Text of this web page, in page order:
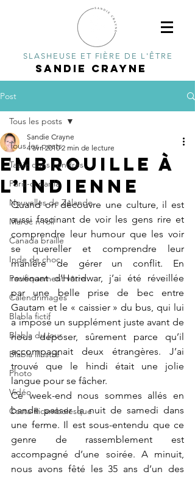
SLASHEUSE ET FIÈRE DE L'ÊTRE
SANDIE CRAYNE
Post
Tous les posts
Tapie dans Londres
Paris-ci par là
Nouvelles de Zélande
Maroc n'roll
Canada braille
Inde de choc
Pacifiquement vôtre
Calendrimages
Blabla fictif
Blabla du jour
Blabla illustré
Photo
Vidéo
Costa Ricambolesque
Tous les posts
Embrouille à
l’indienne
Sandie Crayne
4 avr. 2010 2 min de lecture
Quand on découvre une culture, il est
aussi fascinant de voir les gens rire et
comprendre leur humour que les voir
se quereller et comprendre leur
manière de gérer un conflit. En
revenant d’Haridwar, j’ai été réveillée
par une belle prise de bec entre
Gautam et le « caissier » du bus, qui lui
a imposé un supplément juste avant de
nous déposer, sûrement parce qu’il
accompagnait deux étrangères. J’ai
trouvé que le hindi était une jolie
langue pour se fâcher.
Ce week-end nous sommes allés en
bande passer la nuit de samedi dans
une ferme. Il est sous-entendu que ce
genre de rassemblement est
accompagné d’une soirée. A minuit,
nous avons fêté les 35 ans d’un des